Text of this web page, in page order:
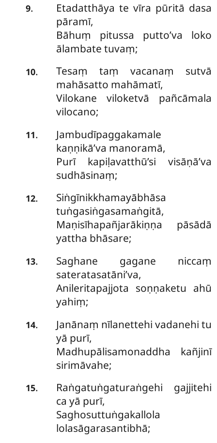
9.
Etadatthāya te vīra pūritā dasa
pāramī,
Bāhuṃ pitussa putto’va loko
ālambate tuvaṃ;
10.
Tesaṃ taṃ vacanaṃ sutvā
mahāsatto mahāmatī,
Vilokane viloketvā pañcāmala
vilocano;
11.
Jambudīpaggakamale
kaṇṇikā’va manoramā,
Purī kapiḷavatthū’si visāṇā’va
sudhāsinaṃ;
12.
Siṅgīnikkhamayābhāsa
tuṅgasiṅgasamaṅgitā,
Maṇisīhapañjarākiṇṇa pāsādā
yattha bhāsare;
13.
Saghane gagane niccaṃ
sateratasatāni’va,
Anileritapajjota soṇṇaketu ahū
yahiṃ;
14.
Janānaṃ nīlanettehi vadanehi tu
yā purī,
Madhupālisamonaddha kañjinī
sirimāvahe;
15.
Raṅgatuṅgaturaṅgehi gajjitehi
ca yā purī,
Saghosuttuṅgakallola
lolasāgarasantibhā;